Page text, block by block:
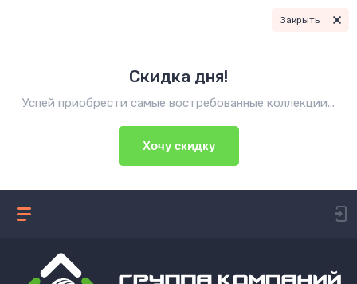
Скидка дня!
Успей приобрести самые востребованные коллекции...
Хочу скидку
Закрыть